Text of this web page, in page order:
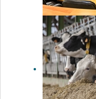
El
Parlamento
de Galicia
creará una
comisión
sobre el
sector lácteo